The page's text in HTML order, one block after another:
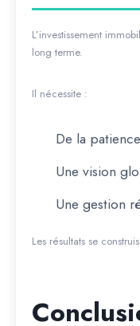
L’investissement
long terme.
Il nécessite :
De la
Une vision
Une gestion
Les résultats se